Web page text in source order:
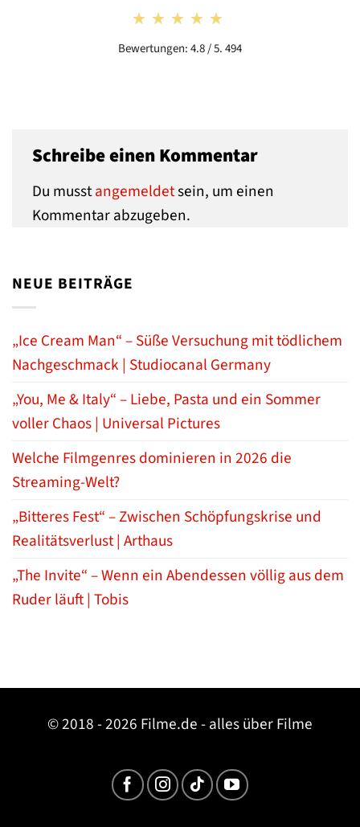
★★★★★
★★★★★
Bewertungen: 4.8 / 5. 494
Schreibe einen Kommentar
Du musstangemeldetsein, um einen
Kommentar abzugeben.
NEUE BEITRÄGE
„Ice Cream Man“ – Süße Versuchung mit tödlichem
Nachgeschmack | Studiocanal Germany
„You, Me & Italy“ – Liebe, Pasta und ein Sommer
voller Chaos | Universal Pictures
Welche Filmgenres dominieren in 2026 die
Streaming-Welt?
„Bitteres Fest“ – Zwischen Schöpfungskrise und
Realitätsverlust | Arthaus
„The Invite“ – Wenn ein Abendessen völlig aus dem
Ruder läuft | Tobis
© 2018 - 2026 Filme.de - alles über Filme